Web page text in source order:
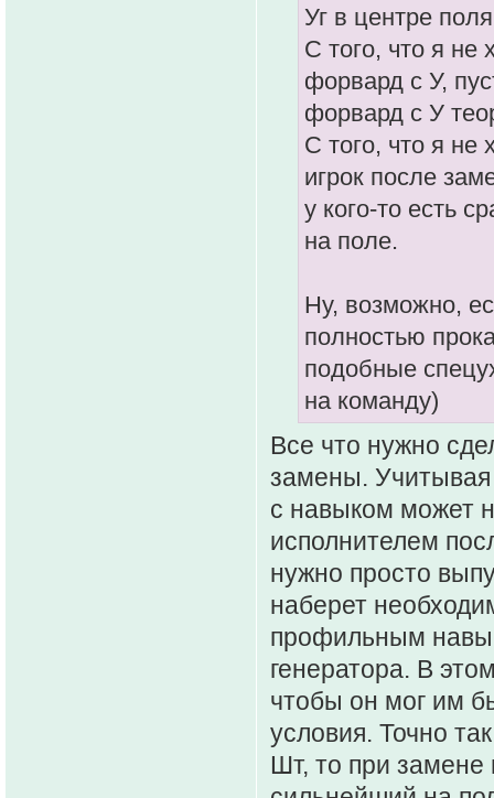
Уг в центре
С того, что я не
форвард с У,
форвард с У
С того, что я не
игрок после
у кого-то есть
на поле.
Ну, возможно,
полностью
подобные
на команду)
Все что нужно
замены. Учитывая
с навыком может
исполнителем
нужно просто
наберет
профильным
генератора. В
чтобы он мог им
условия. Точно
Шт, то при замене